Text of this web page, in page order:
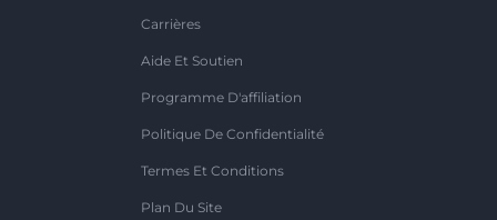
Carrières
Aide Et Soutien
Programme D'affiliation
Politique De Confidentialité
Termes Et Conditions
Plan Du Site